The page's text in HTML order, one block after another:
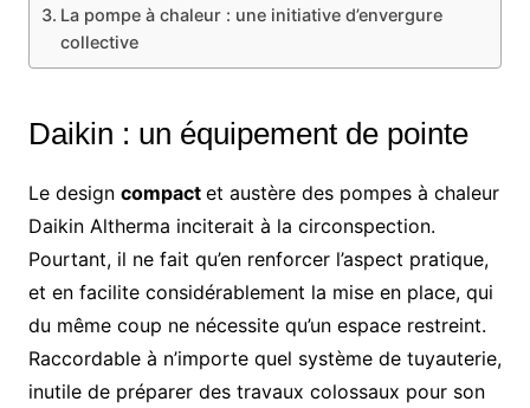
La pompe à chaleur : une initiative d’envergure
collective
Daikin : un équipement de pointe
Le design compact et austère des pompes à chaleur
Daikin Altherma inciterait à la circonspection.
Pourtant, il ne fait qu’en renforcer l’aspect pratique,
et en facilite considérablement la mise en place, qui
du même coup ne nécessite qu’un espace restreint.
Raccordable à n’importe quel système de tuyauterie,
inutile de préparer des travaux colossaux pour son